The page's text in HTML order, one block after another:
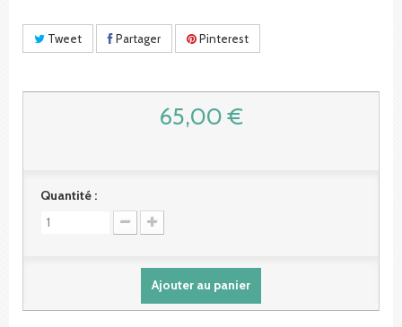
Tweet Partager Pinterest
65,00 €
Quantité :
Ajouter au panier